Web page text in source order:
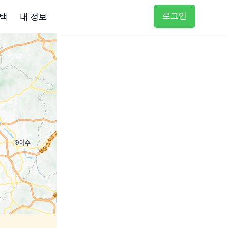
내 정보 로그인